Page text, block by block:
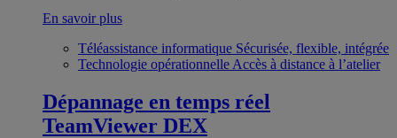
En savoir plus
Téléassistance informatique Sécurisée, flexible, intégrée
Technologie opérationnelle Accès à distance à l’atelier
Dépannage en temps réel
TeamViewer DEX